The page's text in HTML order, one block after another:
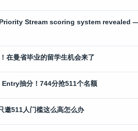
Stream scoring system revealed
在曼省毕业的留学生机会来了
抽分！744分抢511个名额
邀511人门槛这么高怎么办